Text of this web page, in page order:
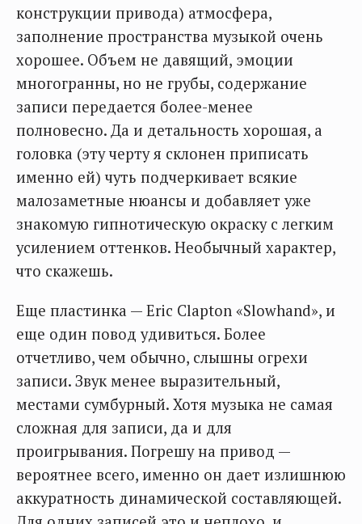
конструкции привода) атмосфера,
заполнение пространства музыкой очень
хорошее. Объем не давящий, эмоции
многогранны, но не грубы, содержание
записи передается более-менее
полновесно. Да и детальность хорошая, а
головка (эту черту я склонен приписать
именно ей) чуть подчеркивает всякие
малозаметные нюансы и добавляет уже
знакомую гипнотическую окраску с легким
усилением оттенков. Необычный характер,
что скажешь.
Еще пластинка — Eric Clapton «Slowhand», и
еще один повод удивиться. Более
отчетливо, чем обычно, слышны огрехи
записи. Звук менее выразительный,
местами сумбурный. Хотя музыка не самая
сложная для записи, да и для
проигрывания. Погрешу на привод —
вероятнее всего, именно он дает излишнюю
аккуратность динамической составляющей.